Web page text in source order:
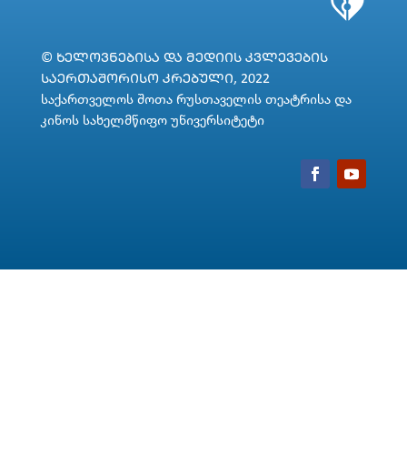
© ᲮᲔᲚᲝᲕᲜᲔᲑᲘᲡᲐ ᲓᲐ ᲛᲔᲓᲘᲘᲡ ᲙᲕᲚᲔᲕᲔᲑᲘᲡ
ᲡᲐᲔᲠᲗᲐᲨᲝᲠᲘᲡᲝ ᲙᲠᲔᲑᲣᲚᲘ, 2022
საქართველოს შოთა რუსთაველის თეატრისა და
კინოს სახელმწიფო უნივერსიტეტი